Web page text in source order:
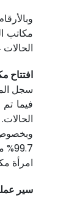
الحالات 34 وتم حل إشكالاتها في أزيد من 18 مكتبا.
افتتاح
الحالات.
امرأة
سير